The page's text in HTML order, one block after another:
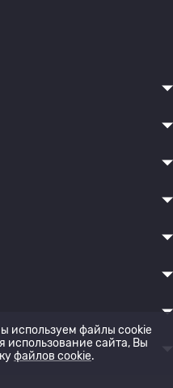
используем файлы cookie
использование сайта, Вы
файлов cookie.